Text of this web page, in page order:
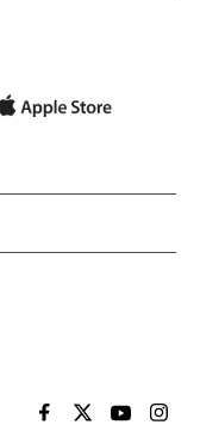
EL PAÍS BRASIL EN
EL PAÍSEL PAÍS
EL